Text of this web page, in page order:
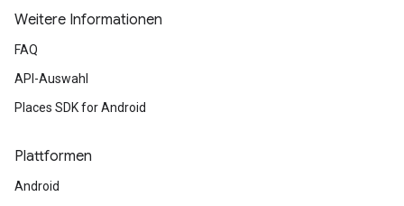
Weitere Informationen
FAQ
API-Auswahl
Places SDK for Android
Plattformen
Android